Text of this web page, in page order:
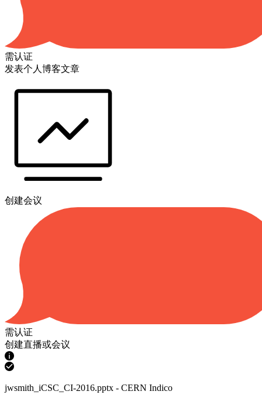
需认证
发表个人博客文章
创建会议
需认证
创建直播或会议
jwsmith_iCSC_CI-2016.pptx - CERN Indico